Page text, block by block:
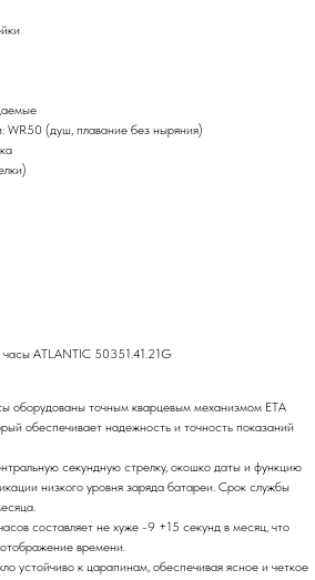
WR50 (душ, плавание без ныряния)
ATLANTIC 50351.41.21G
оборудованы точным кварцевым механизмом ETA
обеспечивает надежность и точность показаний
секундную стрелку, окошко даты и функцию
низкого уровня заряда батареи. Срок службы
составляет не хуже -9 +15 секунд в месяц, что
времени.
устойчиво к царапинам, обеспечивая ясное и четкое